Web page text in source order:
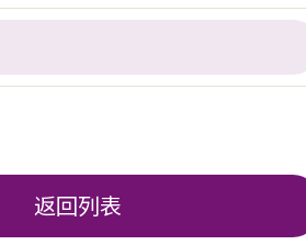
返回列表